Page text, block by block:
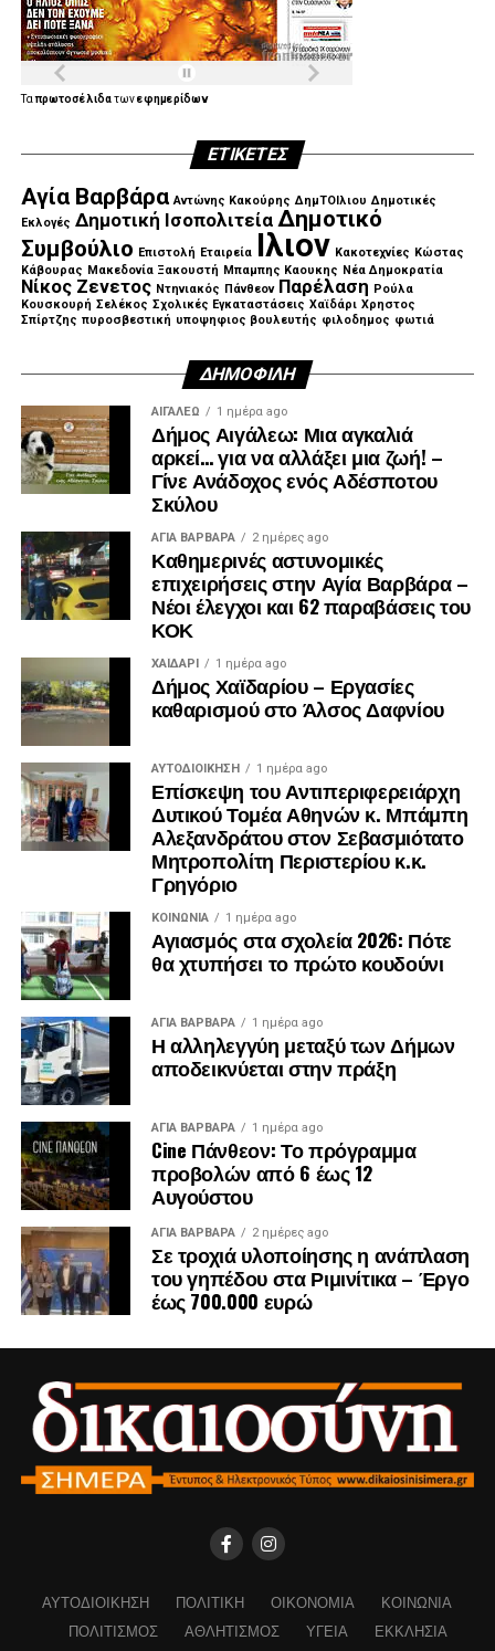
Ταπρωτοσέλιδατωνεφημερίδων
ΕΤΙΚΈΤΕΣ
Αγία Βαρβάρα Αντώνης Κακούρης ΔημΤΟΙλιου Δημοτικές
Εκλογές Δημοτική Ισοπολιτεία Δημοτικό
Συμβούλιο Επιστολή Εταιρεία Ιλιον Κακοτεχνίες Κώστας
Κάβουρας Μακεδονία Ξακουστή Μπαμπης Καουκης Νέα Δημοκρατία
Νίκος Ζενετος Ντηνιακός Πάνθεον Παρέλαση Ρούλα
Κουσκουρή Σελέκος Σχολικές Εγκαταστάσεις Χαϊδάρι Χρηστος
Σπίρτζης πυροσβεστική υποψηφιος βουλευτής φιλοδημος φωτιά
ΔΗΜΟΦΙΛΉ
ΑΙΓΑΛΕΩ 1 ημέρα ago
Δήμος Αιγάλεω: Μια αγκαλιά
αρκεί… για να αλλάξει μια ζωή! –
Γίνε Ανάδοχος ενός Αδέσποτου
Σκύλου
ΑΓΙΑ ΒΑΡΒΑΡΑ 2 ημέρες ago
Καθημερινές αστυνομικές
επιχειρήσεις στην Αγία Βαρβάρα –
Νέοι έλεγχοι και 62 παραβάσεις του
ΚΟΚ
ΧΑΪΔΑΡΙ 1 ημέρα ago
Δήμος Χαϊδαρίου – Εργασίες
καθαρισμού στο Άλσος Δαφνίου
ΑΥΤΟΔΙΟΊΚΗΣΗ 1 ημέρα ago
Επίσκεψη του Αντιπεριφερειάρχη
Δυτικού Τομέα Αθηνών κ. Μπάμπη
Αλεξανδράτου στον Σεβασμιότατο
Μητροπολίτη Περιστερίου κ.κ.
Γρηγόριο
ΚΟΙΝΩΝΊΑ 1 ημέρα ago
Αγιασμός στα σχολεία 2026: Πότε
θα χτυπήσει το πρώτο κουδούνι
ΑΓΙΑ ΒΑΡΒΑΡΑ 1 ημέρα ago
Η αλληλεγγύη μεταξύ των Δήμων
αποδεικνύεται στην πράξη
ΑΓΙΑ ΒΑΡΒΑΡΑ 1 ημέρα ago
Cine Πάνθεον: Το πρόγραμμα
προβολών από 6 έως 12
Αυγούστου
ΑΓΙΑ ΒΑΡΒΑΡΑ 2 ημέρες ago
Σε τροχιά υλοποίησης η ανάπλαση
του γηπέδου στα Ριμινίτικα – Έργο
έως 700.000 ευρώ
ΑΥΤΟΔΙΟΊΚΗΣΗ ΠΟΛΙΤΙΚΉ ΟΙΚΟΝΟΜΊΑ
ΚΟΙΝΩΝΊΑ
ΠΟΛΙΤΙΣΜΌΣ
ΑΘΛΗΤΙΣΜΌΣ ΥΓΕΊΑ
ΕΚΚΛΗΣΊΑ